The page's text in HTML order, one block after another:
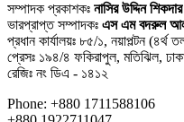
সম্পাদক প্রকাশকঃ নাসির উদ্দিন শিকদার
ভারপ্রাপ্ত সম্পাদকঃ এস এম বদরুল
প্রধান কার্যালয়ঃ ৮৫/১, নয়াপল্টন (৪র্থ
প্রেসঃ ১৯৪/৪ ফকিরাপুল, মতিঝিল,
রেজিঃ নং ডিএ - ১৪১২
Phone: +880 1711588106